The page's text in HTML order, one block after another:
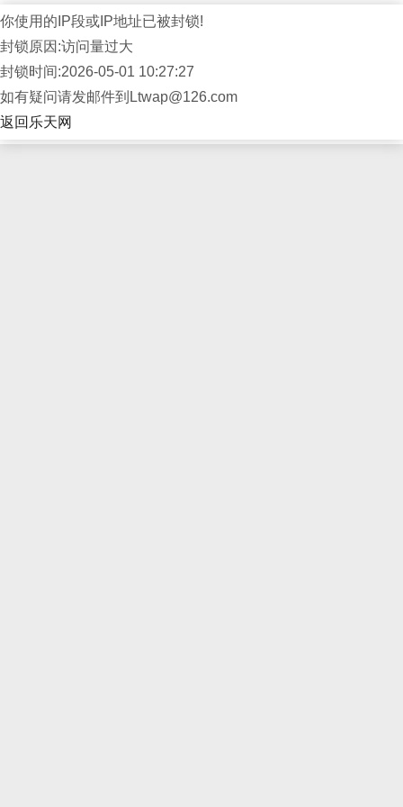
你使用的IP段或IP地址已被封锁!
封锁原因:访问量过大
封锁时间:2026-05-01 10:27:27
如有疑问请发邮件到Ltwap@126.com
返回乐天网